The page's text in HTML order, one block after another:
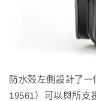
防水殼左側設計了
19561）可以與所支